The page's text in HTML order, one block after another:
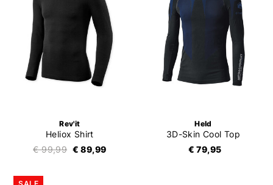
Rev'it
Heliox Shirt
€ 99,99 € 89,99
Held
3D-Skin Cool Top
€ 79,95